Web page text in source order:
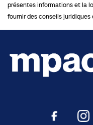
présentes informations et la
fournir des conseils